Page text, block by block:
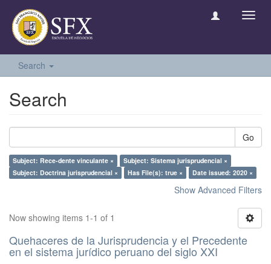
Search
Search
Go
Subject: Rece-dente vinculante ×
Subject: Sistema jurisprudencial ×
Subject: Doctrina jurisprudencial ×
Has File(s): true × Date issued: 2020 ×
Show Advanced Filters
Now showing items 1-1 of 1
Quehaceres de la Jurisprudencia y el Precedente
en el sistema jurídico peruano del siglo XXI